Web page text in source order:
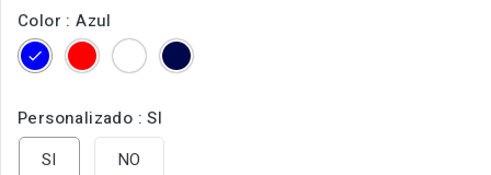
Color : Azul
Azul Rojo BlancoMarino
Personalizado : SI
SI
NO